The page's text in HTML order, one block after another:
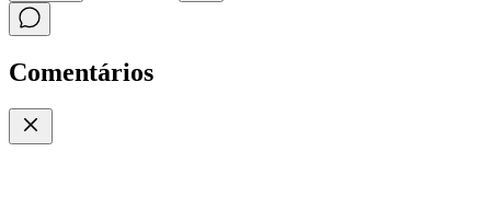
Comentários